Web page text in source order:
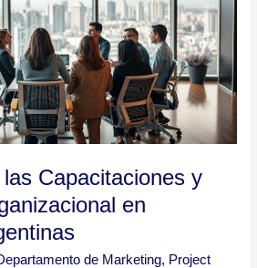
Capacitaciones y
en
de Marketing, Project